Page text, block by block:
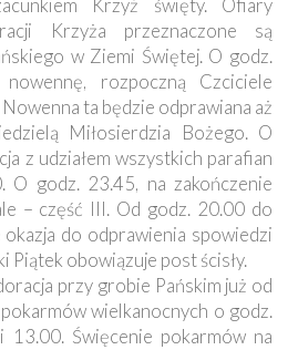
Krzyż święty. Ofiary
Krzyża przeznaczone są
w Ziemi Świętej. O godz.
rozpoczną Czciciele
ta będzie odprawiana aż
Miłosierdzia Bożego. O
z udziałem wszystkich parafian
O godz. 23.45, na zakończenie
– część III. Od godz. 20.00 do
do odprawienia spowiedzi
Piątek obowiązuje post ścisły.
przy grobie Pańskim już od
wielkanocnych o godz.
Święcenie pokarmów na